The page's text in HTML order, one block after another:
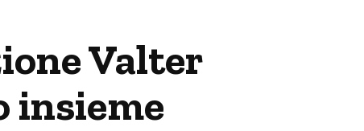
Valter
insieme